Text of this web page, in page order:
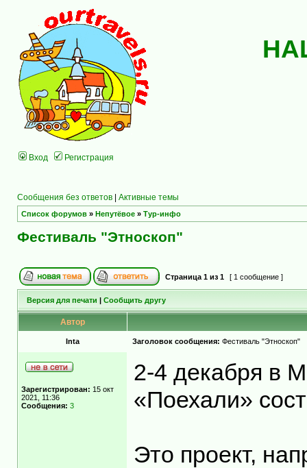
Вход Регистрация
Сообщения без ответов | Активные темы
Список форумов » Непутёвое » Тур-инфо
Фестиваль "Этноскоп"
Страница 1 из 1 [ 1 сообщение ]
Версия для печати | Сообщить другу
Автор
Inta Заголовок сообщения: Фестиваль "Этноскоп"
Зарегистрирован: 15 окт
2021, 11:36
Сообщения: 3
2-4 декабря в
«Поехали»
Это проект,